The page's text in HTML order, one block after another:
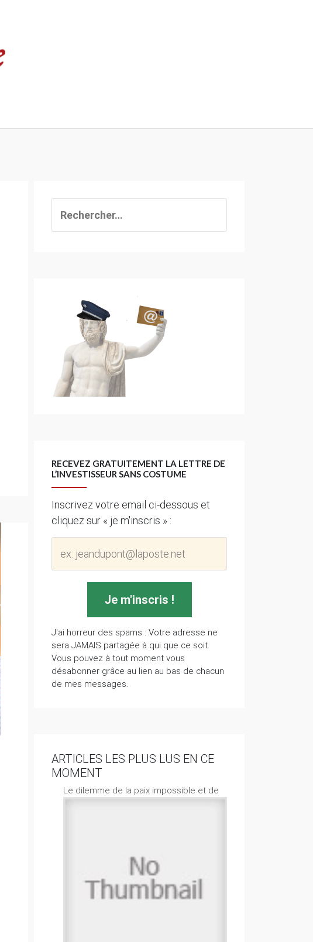
RECEVEZ GRATUITEMENT LA LETTRE DE
L’INVESTISSEUR SANS COSTUME
Inscrivez votre email ci-dessous et
cliquez sur « je m'inscris » :
J'ai horreur des spams : Votre adresse ne
sera JAMAIS partagée à qui que ce soit.
Vous pouvez à tout moment vous
désabonner grâce au lien au bas de chacun
de mes messages.
ARTICLES LES PLUS LUS EN CE
MOMENT
Le dilemme de la paix impossible et de